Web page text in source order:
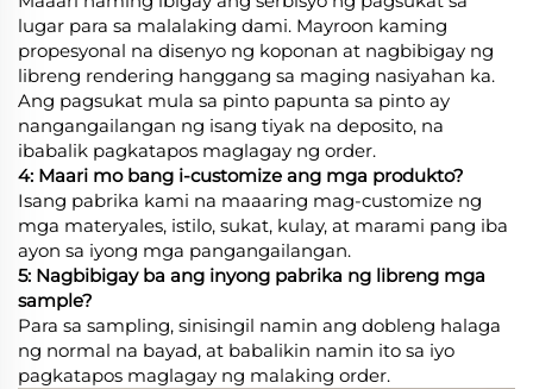
lugar para sa malalaking dami. Mayroon kaming
propesyonal na disenyo ng koponan at nagbibigay ng
libreng rendering hanggang sa maging nasiyahan ka.
Ang pagsukat mula sa pinto papunta sa pinto ay
nangangailangan ng isang tiyak na deposito, na
ibabalik pagkatapos maglagay ng order.
4: Maari mo bang i-customize ang mga produkto?
Isang pabrika kami na maaaring mag-customize ng
mga materyales, istilo, sukat, kulay, at marami pang iba
ayon sa iyong mga pangangailangan.
5: Nagbibigay ba ang inyong pabrika ng libreng mga
sample?
Para sa sampling, sinisingil namin ang dobleng halaga
ng normal na bayad, at babalikin namin ito sa iyo
pagkatapos maglagay ng malaking order.